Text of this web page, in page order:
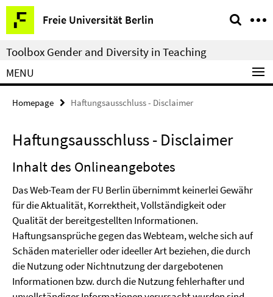
Springe
direkt
zu
Inhalt
Freie Universität Berlin
Service
Navigation
Toolbox Gender and Diversity in Teaching
MENU
Homepage Haftungsausschluss - Disclaimer
Haftungsausschluss - Disclaimer
Inhalt des Onlineangebotes
Das Web-Team der FU Berlin übernimmt keinerlei Gewähr
für die Aktualität, Korrektheit, Vollständigkeit oder
Qualität der bereitgestellten Informationen.
Haftungsansprüche gegen das Webteam, welche sich auf
Schäden materieller oder ideeller Art beziehen, die durch
die Nutzung oder Nichtnutzung der dargebotenen
Informationen bzw. durch die Nutzung fehlerhafter und